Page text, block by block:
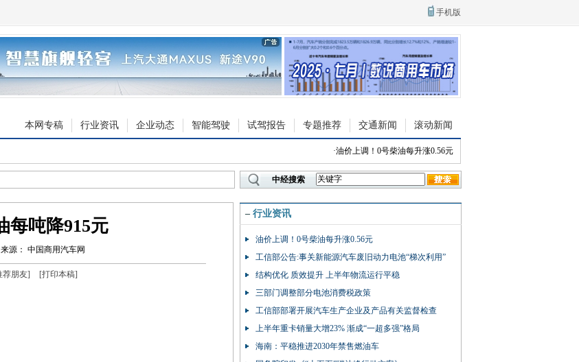
手机版
滚动新闻
交通新闻
专题推荐
试驾报告
智能驾驶
企业动态
行业资讯
本网专稿
油价上调！0号柴油每升涨0.56元·
中经搜索
每吨降915元
来源： 中国商用汽车网
荐朋友] [打印本稿]
– 行业资讯
油价上调！0号柴油每升涨0.56元
工信部公告:事关新能源汽车废旧动力电池“梯次利用”
结构优化 质效提升 上半年物流运行平稳
三部门调整部分电池消费税政策
工信部部署开展汽车生产企业及产品有关监督检查
上半年重卡销量大增23% 渐成“一超多强”格局
海南：平稳推进2030年禁售燃油车